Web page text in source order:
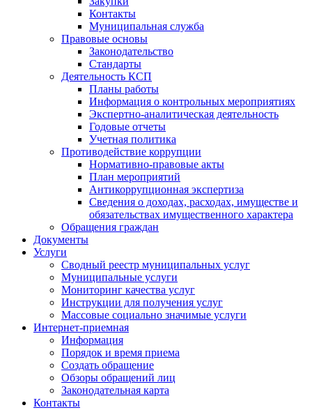
Контакты
Муниципальная служба
Правовые основы
Законодательство
Стандарты
Деятельность КСП
Планы работы
Информация о контрольных мероприятиях
Экспертно-аналитическая деятельность
Годовые отчеты
Учетная политика
Противодействие коррупции
Нормативно-правовые акты
План мероприятий
Антикоррупционная экспертиза
Сведения о доходах, расходах, имуществе и
обязательствах имущественного характера
Обращения граждан
Документы
Услуги
Сводный реестр муниципальных услуг
Муниципальные услуги
Мониторинг качества услуг
Инструкции для получения услуг
Массовые социально значимые услуги
Интернет-приемная
Информация
Порядок и время приема
Создать обращение
Обзоры обращений лиц
Законодательная карта
Контакты